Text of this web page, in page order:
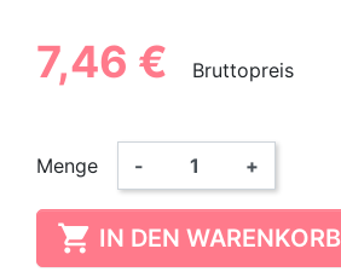
7,46 € Bruttopreis
Menge - +
 IN DEN WARENKORB